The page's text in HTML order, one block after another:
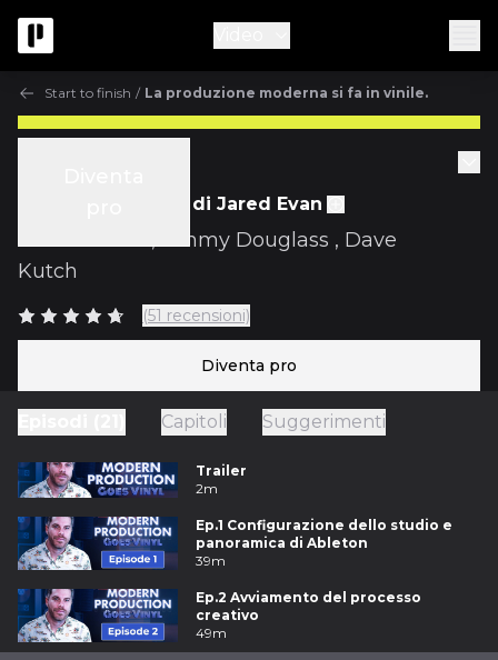
Start to finish / La produzione moderna si fa in vinile.
Ep.3 Introduzione di Jared Evan
Jimmy Douglass , Dave
Kutch
(51 recensioni)
Diventa pro
Capitoli Suggerimenti
Trailer
2m
Ep.1 Configurazione dello studio e
panoramica di Ableton
39m
Ep.2 Avviamento del processo
creativo
49m